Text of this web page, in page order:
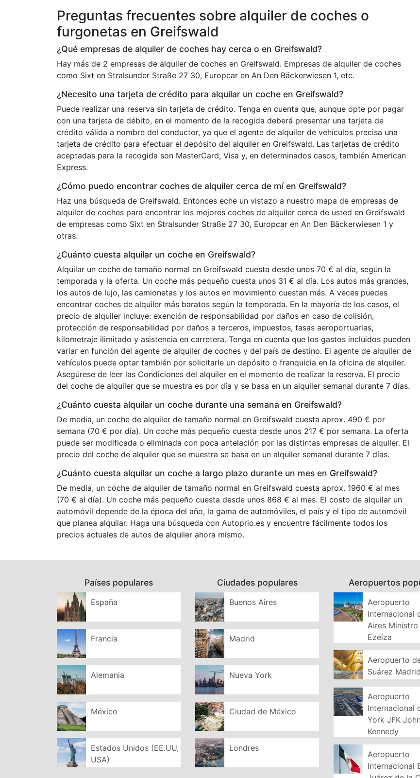
Preguntas frecuentes sobre alquiler de coches o
furgonetas en Greifswald
¿Qué empresas de alquiler de coches hay cerca o en Greifswald?
Hay más de 2 empresas de alquiler de coches en Greifswald. Empresas de alquiler de coches
como Sixt en Stralsunder Straße 27 30, Europcar en An Den Bäckerwiesen 1, etc.
¿Necesito una tarjeta de crédito para alquilar un coche en Greifswald?
Puede realizar una reserva sin tarjeta de crédito. Tenga en cuenta que, aunque opte por pagar
con una tarjeta de débito, en el momento de la recogida deberá presentar una tarjeta de
crédito válida a nombre del conductor, ya que el agente de alquiler de vehículos precisa una
tarjeta de crédito para efectuar el depósito del alquiler en Greifswald. Las tarjetas de crédito
aceptadas para la recogida son MasterCard, Visa y, en determinados casos, también American
Express.
¿Cómo puedo encontrar coches de alquiler cerca de mí en Greifswald?
Haz una búsqueda de Greifswald. Entonces eche un vistazo a nuestro mapa de empresas de
alquiler de coches para encontrar los mejores coches de alquiler cerca de usted en Greifswald
de empresas como Sixt en Stralsunder Straße 27 30, Europcar en An Den Bäckerwiesen 1 y
otras.
¿Cuánto cuesta alquilar un coche en Greifswald?
Alquilar un coche de tamaño normal en Greifswald cuesta desde unos 70 € al día, según la
temporada y la oferta. Un coche más pequeño cuesta unos 31 € al día. Los autos más grandes,
los autos de lujo, las camionetas y los autos en movimiento cuestan más. A veces puedes
encontrar coches de alquiler más baratos según la temporada. En la mayoría de los casos, el
precio de alquiler incluye: exención de responsabilidad por daños en caso de colisión,
protección de responsabilidad por daños a terceros, impuestos, tasas aeroportuarias,
kilometraje ilimitado y asistencia en carretera. Tenga en cuenta que los gastos incluidos pueden
variar en función del agente de alquiler de coches y del país de destino. El agente de alquiler de
vehículos puede optar también por solicitarle un depósito o franquicia en la oficina de alquiler.
Asegúrese de leer las Condiciones del alquiler en el momento de realizar la reserva. El precio
del coche de alquiler que se muestra es por día y se basa en un alquiler semanal durante 7 días.
¿Cuánto cuesta alquilar un coche durante una semana en Greifswald?
De media, un coche de alquiler de tamaño normal en Greifswald cuesta aprox. 490 € por
semana (70 € por día). Un coche más pequeño cuesta desde unos 217 € por semana. La oferta
puede ser modificada o eliminada con poca antelación por las distintas empresas de alquiler. El
precio del coche de alquiler que se muestra se basa en un alquiler semanal durante 7 días.
¿Cuánto cuesta alquilar un coche a largo plazo durante un mes en Greifswald?
De media, un coche de alquiler de tamaño normal en Greifswald cuesta aprox. 1960 € al mes
(70 € al día). Un coche más pequeño cuesta desde unos 868 € al mes. El costo de alquilar un
automóvil depende de la época del año, la gama de automóviles, el país y el tipo de automóvil
que planea alquilar. Haga una búsqueda con Autoprio.es y encuentre fácilmente todos los
precios actuales de autos de alquiler ahora mismo.
Países populares
España
Francia
Alemania
México
Estados Unidos (EE.UU,
USA)
Ciudades populares
Buenos Aires
Madrid
Nueva York
Ciudad de México
Londres
Aeropuertos
Aeropuerto
Internacional
Aires Ministro
Ezeiza
Aeropuerto
Suárez
Aeropuerto
Internacional
York JFK
Kennedy
Aeropuerto
Internacional